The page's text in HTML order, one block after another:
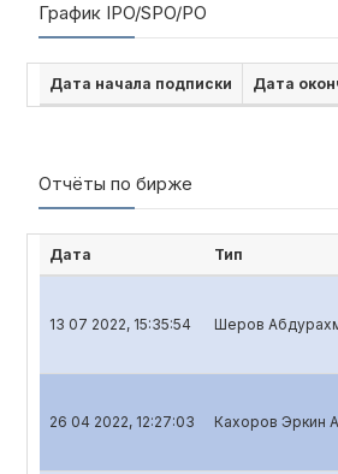
График IPO/SPO/PO
Дата начала подписки Дата
Отчёты по бирже
Дата Тип
13 07 2022, 15:35:54 Шеров
26 04 2022, 12:27:03 Кахоров Эркин